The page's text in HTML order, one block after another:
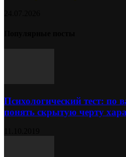
Психологический тест: по
понять скрытую черту